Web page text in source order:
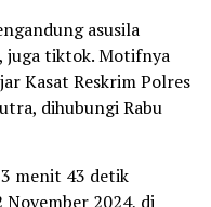
asusila
juga tiktok. Motifnya
Kasat Reskrim Polres
dihubungi Rabu
menit 43 detik
2024, di